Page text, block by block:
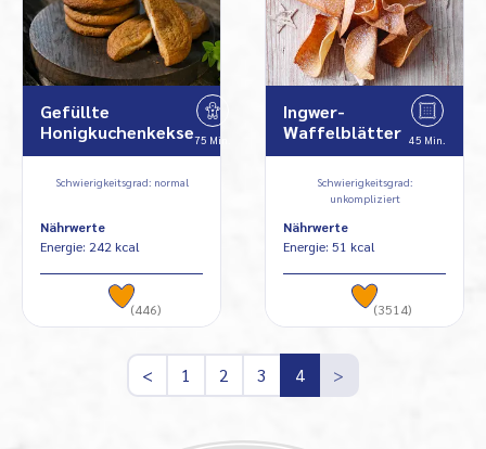
Gefüllte
Honigkuchenkekse75 Min.
Schwierigkeitsgrad: normal
Nährwerte
Energie: 242 kcal
(446)
Ingwer-
Waffelblätter 45 Min.
Schwierigkeitsgrad:
unkompliziert
Nährwerte
Energie: 51 kcal
(3514)
< 1 2 3 4 >